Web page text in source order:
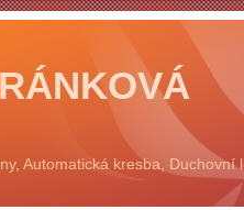
Automatická kresba, Duchovní